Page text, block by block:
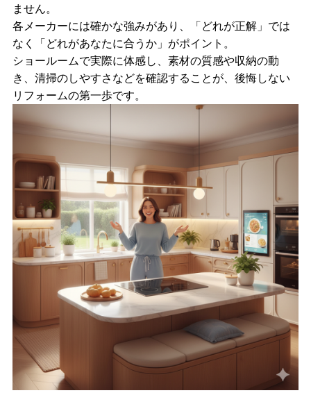
ません。
各メーカーには確かな強みがあり、「どれが正解」では
なく「どれがあなたに合うか」がポイント。
ショールームで実際に体感し、素材の質感や収納の動
き、清掃のしやすさなどを確認することが、後悔しない
リフォームの第一歩です。